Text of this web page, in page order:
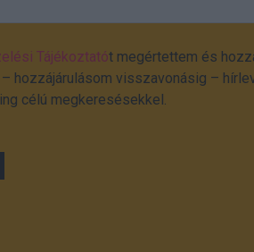
Tájékoztatót megértettem és
hozzájárulásom visszavonásig –
célú megkeresésekkel.